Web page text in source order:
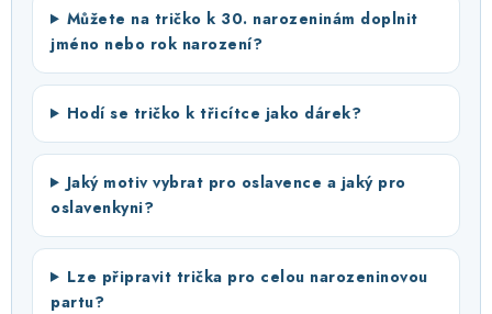
Můžete na tričko k 30. narozeninám doplnit
jméno nebo rok narození?
Hodí se tričko k třicítce jako dárek?
Jaký motiv vybrat pro oslavence a jaký pro
oslavenkyni?
Lze připravit trička pro celou narozeninovou
partu?